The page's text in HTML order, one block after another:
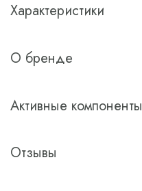
Характеристики
О бренде
Активные компоненты
Отзывы